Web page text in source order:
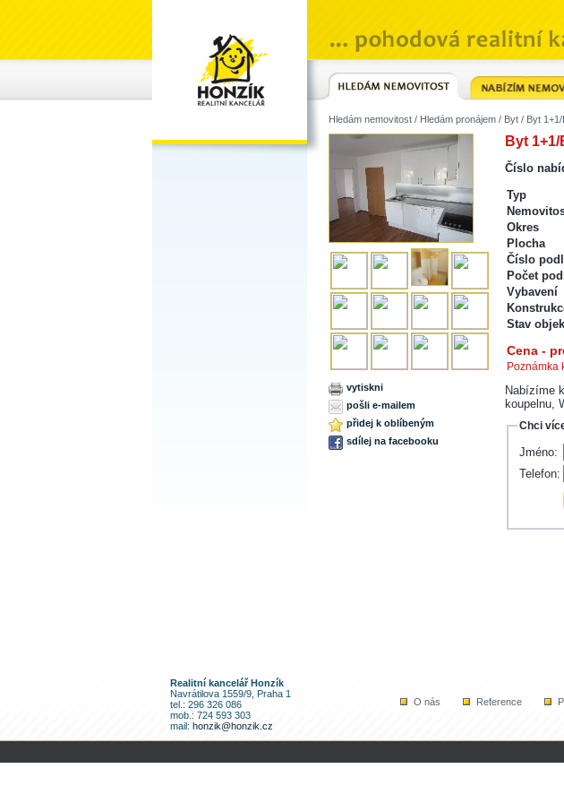
Hledám nemovitost/ Hledám pronájem/ Byt/ Byt 1+1/
vytiskni
pošli e-mailem
přidej k oblíbeným
sdílej na facebooku
Byt
Číslo
Typ
Okres
Plocha
Číslo
Počet
Vybavení
Stav
Cena -
Poznámka
Nabízíme
koupelnu,
Chci
Jméno:
Telefon:
Realitní kancelář Honzík
Navrátilova 1559/9, Praha 1
tel.: 296 326 086
mob.: 724 593 303
mail: honzik@honzik.cz
O nás Reference